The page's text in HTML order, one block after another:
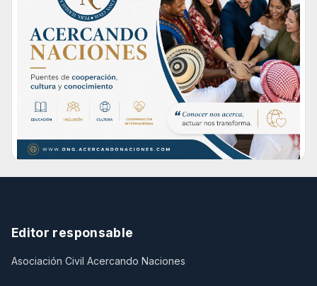
Editor responsable
Asociación Civil Acercando Naciones